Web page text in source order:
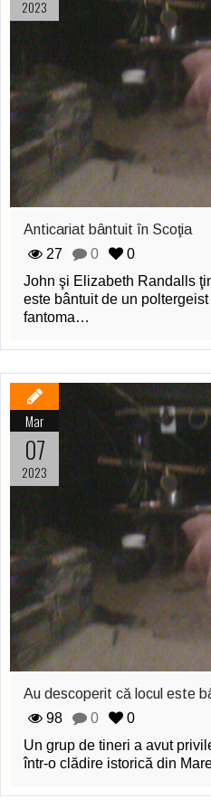
2023
Anticariat bântuit în Scoţia
27
0
0
John şi Elizabeth Randalls
este bântuit de un
fantoma…
Mar
07
2023
Au descoperit că locul este
98
0
0
Un grup de tineri a avut
într-o clădire istorică din